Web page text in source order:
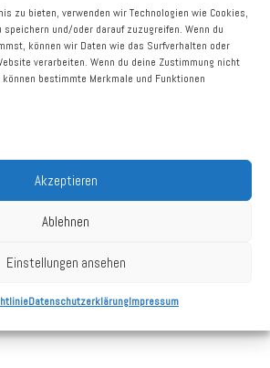
zu bieten, verwenden wir Technologien wie Cookies,
und/oder darauf zuzugreifen. Wenn du
können wir Daten wie das Surfverhalten oder
verarbeiten. Wenn du deine Zustimmung nicht
bestimmte Merkmale und Funktionen
Akzeptieren
Ablehnen
Einstellungen ansehen
DatenschutzerklärungImpressum
100%
dm-drogerie
Dresdner Reifenzentrum
ca. 25
2020 / 2021